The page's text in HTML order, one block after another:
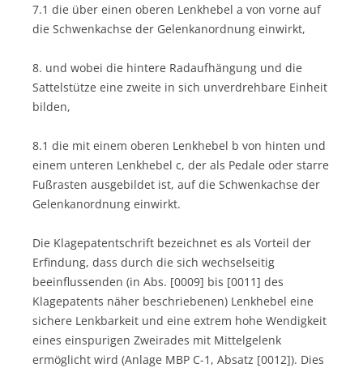
7.1 die über einen oberen Lenkhebel a von vorne auf
die Schwenkachse der Gelenkanordnung einwirkt,
8. und wobei die hintere Radaufhängung und die
Sattelstütze eine zweite in sich unverdrehbare Einheit
bilden,
8.1 die mit einem oberen Lenkhebel b von hinten und
einem unteren Lenkhebel c, der als Pedale oder starre
Fußrasten ausgebildet ist, auf die Schwenkachse der
Gelenkanordnung einwirkt.
Die Klagepatentschrift bezeichnet es als Vorteil der
Erfindung, dass durch die sich wechselseitig
beeinflussenden (in Abs. [0009] bis [0011] des
Klagepatents näher beschriebenen) Lenkhebel eine
sichere Lenkbarkeit und eine extrem hohe Wendigkeit
eines einspurigen Zweirades mit Mittelgelenk
ermöglicht wird (Anlage MBP C-1, Absatz [0012]). Dies